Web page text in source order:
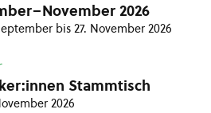
2026
bis 27. November 2026
Stammtisch
2026